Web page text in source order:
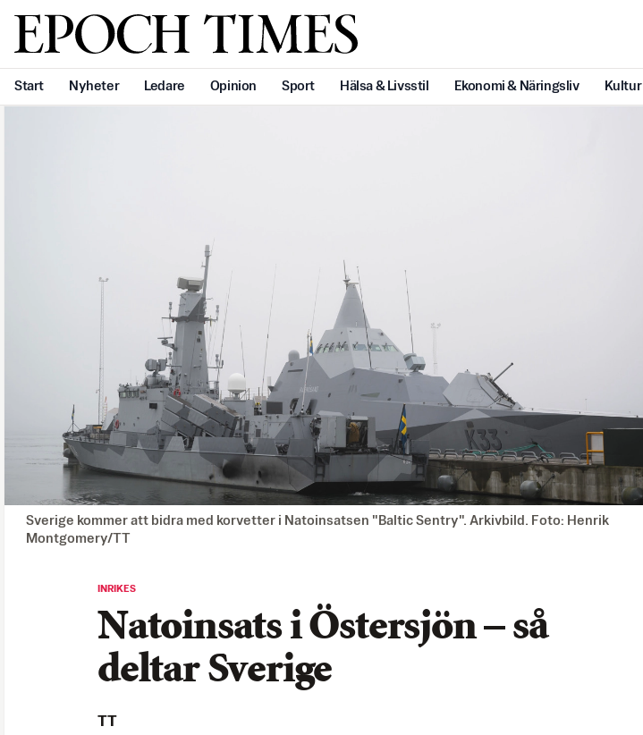
Svenska Epoch Times
Start Nyheter Ledare Opinion Sport Hälsa & Livsstil Ekonomi & Näringsliv Kultur
Sverige kommer att bidra med korvetter i Natoinsatsen "Baltic Sentry". Arkivbild. Foto: Henrik
Montgomery/TT
INRIKES
Natoinsats i Östersjön – så
deltar Sverige
TT